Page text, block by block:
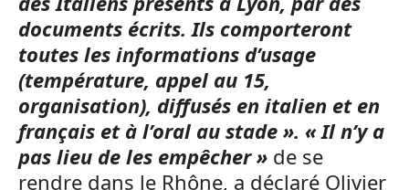
documents écrits. Ils comporteront
toutes les informations d’usage
(température, appel au 15,
organisation), diffusés en italien et en
français et à l’oral au stade ». « Il n’y a
pas lieu de les empêcher » de se
rendre dans le Rhône, a déclaré Olivier